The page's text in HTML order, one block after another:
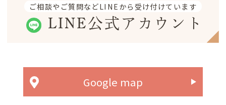
ご相談やご質問などLINEから受け付けています
LINE公式アカウント
Google map